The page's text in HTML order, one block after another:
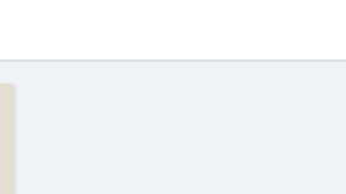
la red de bittorrent fácil y rápido?
Petro o un derecho constitucional del
la izquierda en Colombia?